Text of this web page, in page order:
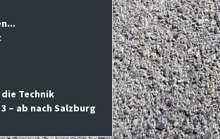
Technik
– ab nach Salzburg